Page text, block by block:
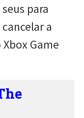
para
a
Game